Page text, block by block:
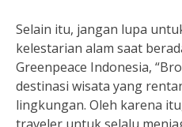
Selain itu, jangan lupa
kelestarian alam saat
Greenpeace Indonesia,
destinasi wisata yang
lingkungan. Oleh karena